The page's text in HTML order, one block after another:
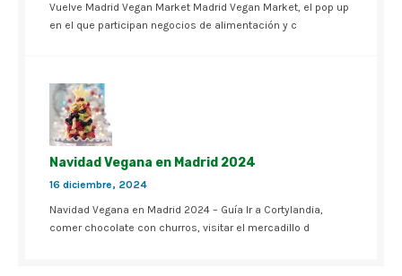
Vuelve Madrid Vegan Market Madrid Vegan Market, el pop up
en el que participan negocios de alimentación y c
Navidad Vegana en Madrid 2024
16 diciembre, 2024
Navidad Vegana en Madrid 2024 – Guía Ir a Cortylandia,
comer chocolate con churros, visitar el mercadillo d